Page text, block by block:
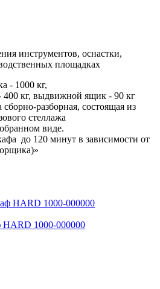
инструментов, оснастки,
площадках
- 1000 кг,
400 кг, выдвижной ящик - 90 кг
разборная, состоящая из
стеллажа
виде.
до 120 минут в зависимости от
1000-000000